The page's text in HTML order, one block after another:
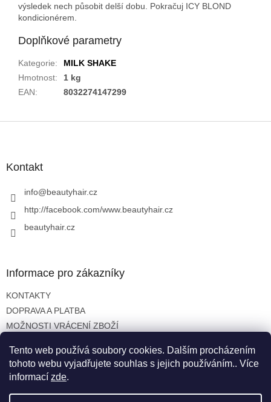
Tento web používá soubory cookies. Dalším procházením
tohoto webu vyjadřujete souhlas s jejich používáním.. Více
informací zde.
výsledek nech působit delší dobu. Pokračuj ICY BLOND
kondicionérem.
Doplňkové parametry
Kategorie:
MILK SHAKE
Hmotnost:
1 kg
EAN: 8032274147299
Kontakt
info@beautyhair.cz
http://facebook.com/www.beautyhair.cz
beautyhair.cz
Informace pro zákazníky
KONTAKTY
DOPRAVA A PLATBA
MOŽNOSTI VRÁCENÍ ZBOŽÍ
OCHRANA OSOBNÍCH ÚDAJŮ